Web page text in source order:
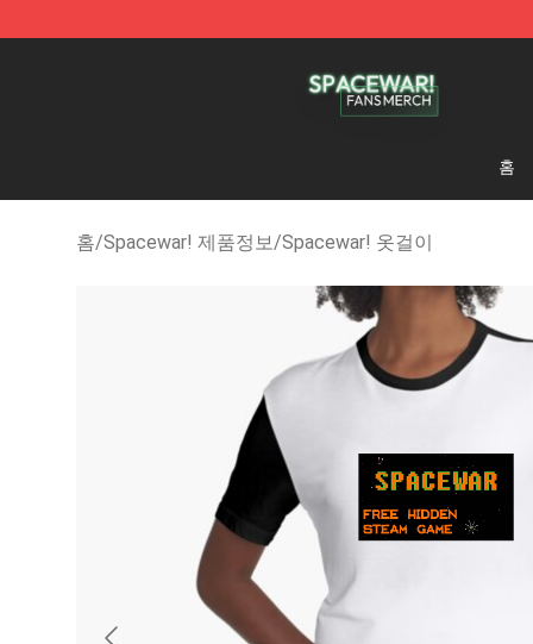
홈
홈/Spacewar! 제품정보/Spacewar! 옷걸이